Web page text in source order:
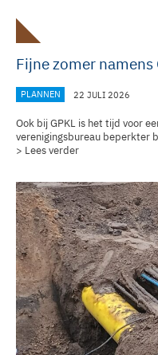
Fijne zomer namens
PLANNEN 22 JULI 2026
Ook bij GPKL is het tijd voor
verenigingsbureau beperkter
> Lees verder